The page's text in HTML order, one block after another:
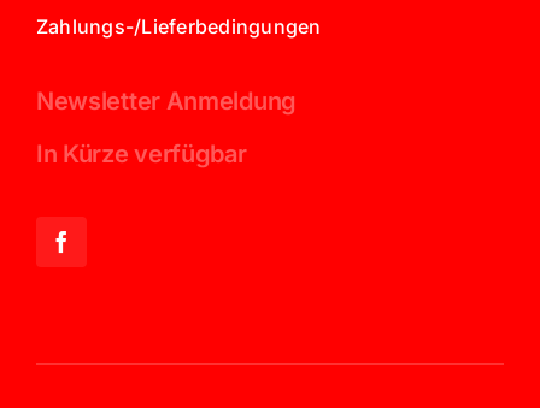
Zahlungs-/Lieferbedingungen
Newsletter Anmeldung
In Kürze verfügbar